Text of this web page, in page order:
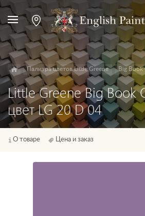
Палитра цветов Little Greene Big
Little Greene Big Book
цвет LG 20 D 04
О товаре Цена и заказ